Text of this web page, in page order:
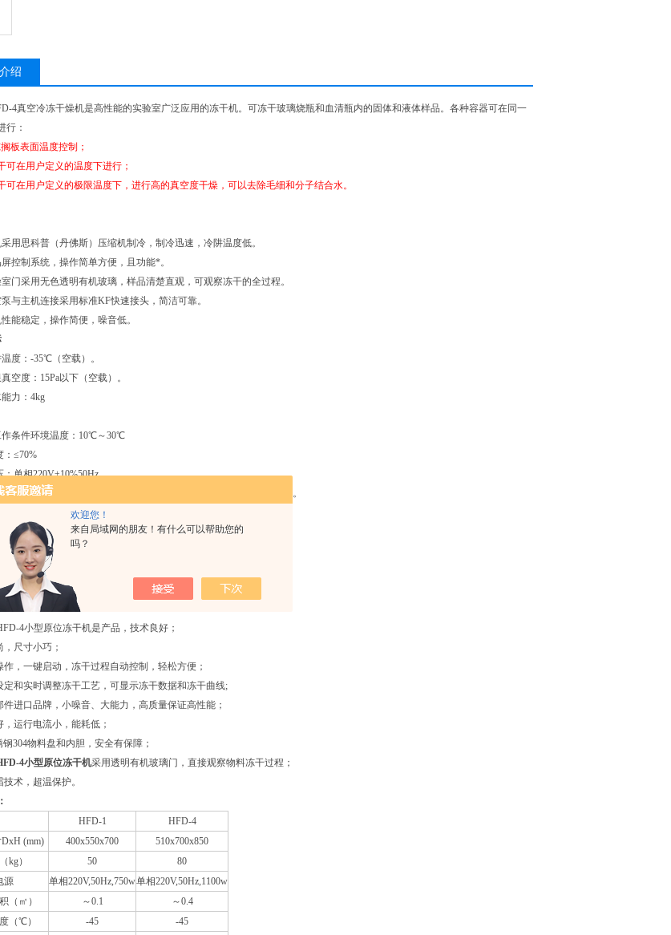
欢迎您！
来自局域网的朋友！有什么可以帮助您的
吗？
绍
4真空冷冻干燥机是高性能的实验室广泛应用的冻干机。可冻干玻璃烧瓶和血清瓶内的固体和液体样品。各种容器可在同一
行：
板表面温度控制；
可在用户定义的温度下进行；
可在用户定义的极限温度下，进行高的真空度干燥，可以去除毛细和分子结合水。
采用思科普（丹佛斯）压缩机制冷，制冷迅速，冷阱温度低。
屏控制系统，操作简单方便，且功能*。
室门采用无色透明有机玻璃，样品清楚直观，可观察冻干的全过程。
泵与主机连接采用标准KF快速接头，简洁可靠。
性能稳定，操作简便，噪音低。
温度：-35℃（空载）。
真空度：15Pa以下（空载）。
能力：4kg
作条件环境温度：10℃～30℃
：≤70%
单相220V±10%50Hz
：水平放置，没有导电尘埃，爆炸性、腐蚀性气体及强电磁场干扰。
条件：环境温度：-35℃～50℃
：≤93%
通风良好，无腐蚀性气体。
I类B型。
4小型原位冻干机是产品，技术良好；
，尺寸小巧；
作，一键启动，冻干过程自动控制，轻松方便；
定和实时调整冻干工艺，可显示冻干数据和冻干曲线;
件进口品牌，小噪音、大能力，高质量保证高性能；
，运行电流小，能耗低；
钢304物料盘和内胆，安全有保障；
4小型原位冻干机采用透明有机玻璃门，直接观察物料冻干过程；
术，超温保护。
HFD-1
HFD-4
(mm)
400x550x700
510x700x850
kg）
50
80
源
单相220V,50Hz,750w单相220V,50Hz,1100w
（㎡）
～0.1
～0.4
（℃）
-45
-45